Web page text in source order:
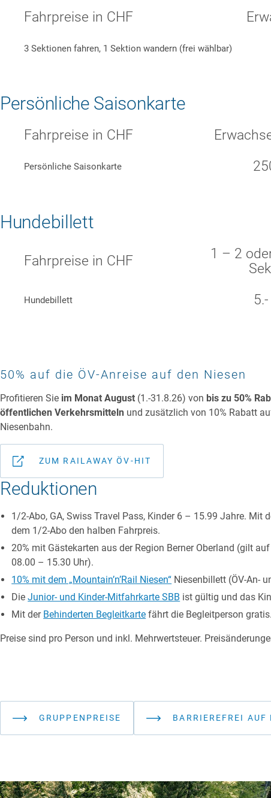
Fahrpreise in CHF
3 Sektionen fahren, 1 Sektion wandern (frei wählbar)
Persönliche Saisonkarte
Fahrpreise in CHF
Persönliche Saisonkarte
Hundebillett
Fahrpreise in CHF
1 – 2
Hundebillett
50% auf die ÖV-Anreise auf den Niesen
Profitieren Sie im Monat August (1.-31.8.26) von bis zu 50%
öffentlichen Verkehrsmitteln und zusätzlich von 10% Rabatt
Niesenbahn.
ZUM RAILAWAY ÖV-HIT
Reduktionen
1/2-Abo, GA, Swiss Travel Pass, Kinder 6 – 15.99 Jahre. Mit
dem 1/2-Abo den halben Fahrpreis.
20% mit Gästekarten aus der Region Berner Oberland (gilt
08.00 – 15.30 Uhr).
10% mit dem „Mountain’n’Rail Niesen“ Niesenbillett (ÖV-An-
DieJunior- und Kinder-Mitfahrkarte SBB ist gültig und das
Mit der Behinderten Begleitkarte fährt die Begleitperson gratis.
Preise sind pro Person und inkl. Mehrwertsteuer.
GRUPPENPREISE BARRIEREFREI AUF